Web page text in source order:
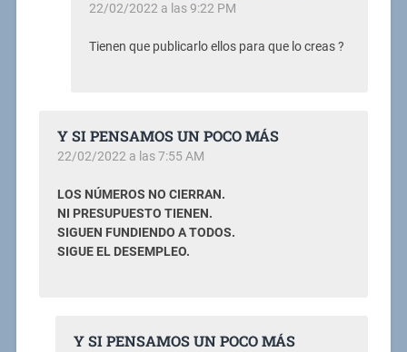
22/02/2022 a las 9:22 PM
Tienen que publicarlo ellos para que lo creas ?
Y SI PENSAMOS UN POCO MÁS
22/02/2022 a las 7:55 AM
LOS NÚMEROS NO CIERRAN.
NI PRESUPUESTO TIENEN.
SIGUEN FUNDIENDO A TODOS.
SIGUE EL DESEMPLEO.
Y SI PENSAMOS UN POCO MÁS